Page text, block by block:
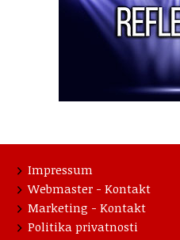
Impressum
Webmaster - Kontakt
Marketing - Kontakt
Politika privatnosti